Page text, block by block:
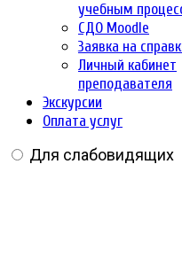
учебным
СДО Moodle
Заявка на
Личный кабинет
преподавателя
Экскурсии
Оплата услуг
Для слабовидящих